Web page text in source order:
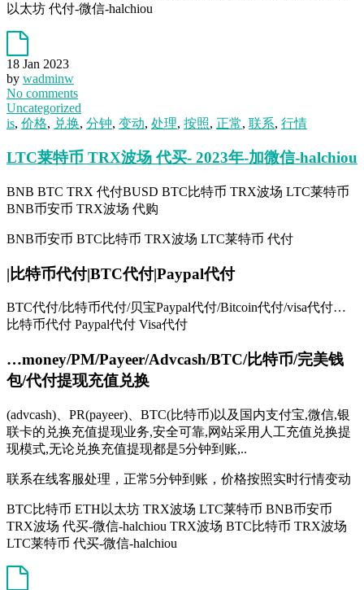
以太坊 代付-微信-halchiou
18 Jan 2023
by wadminw
No comments
Uncategorized
is, 价格, 兑换, 分钟, 变动, 处理, 按照, 正常, 联系, 行情
LTC莱特币 TRX波场 代买- 2023年-加微信-halchiou
BNB BTC TRX 代付BUSD BTC比特币 TRX波场 LTC莱特币
BNB币安币 TRX波场 代购
BNB币安币 BTC比特币 TRX波场 LTC莱特币 代付
|比特币代付|BTC代付|Paypal代付
BTC代付/比特币代付/贝宝Paypal代付/Bitcoin代付/visa代付…
比特币代付 Paypal代付 Visa代付
…money/PM/Payeer/Advcash/BTC/比特币/完美钱
包/代付提现充值兑换
(advcash)、PR(payeer)、BTC(比特币)以及国内支付宝,微信,银
联卡的兑换充值提现业务,安全可靠,网站采用人工充值兑换提
现模式,无论兑换充值提现都是5分钟到账,..
联系在线客服处理，正常5分钟到账，价格按照实时行情变动
BTC比特币 ETH以太坊 TRX波场 LTC莱特币 BNB币安币
TRX波场 代买-微信-halchiou TRX波场 BTC比特币 TRX波场
LTC莱特币 代买-微信-halchiou